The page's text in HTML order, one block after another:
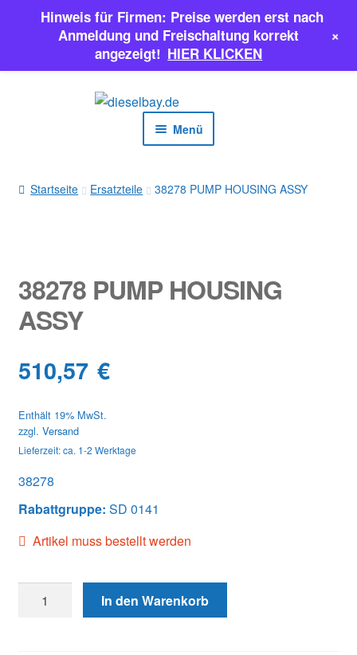
Menü
SALE
Classic Parts
Startseite Ersatzteile 38278 PUMP HOUSING ASSY
38278 PUMP HOUSING
ASSY
510,57 €
Enthält 19% MwSt.
zzgl. Versand
Lieferzeit: ca. 1-2 Werktage
38278
Rabattgruppe: SD 0141
Artikel muss bestellt werden
PUMP
In den Warenkorb
Hinweis für Firmen: Preise werden erst nach
Anmeldung und Freischaltung korrekt
angezeigt! HIER KLICKEN
+